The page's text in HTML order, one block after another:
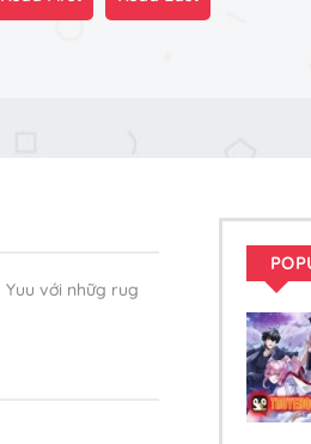
với nhữg rug